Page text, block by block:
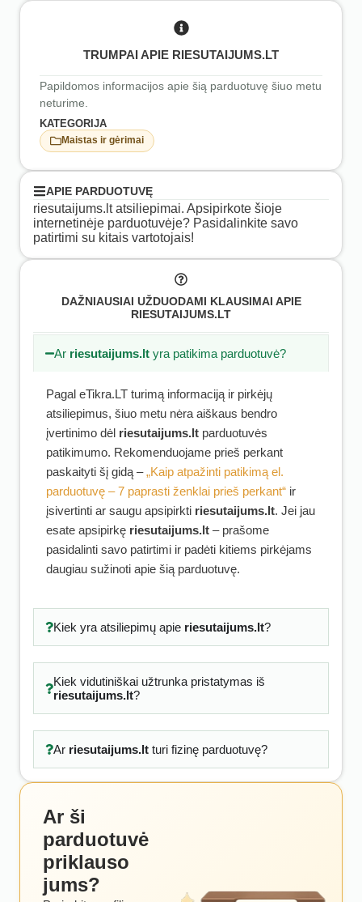
TRUMPAI APIE RIESUTAIJUMS.LT
Papildomos informacijos apie šią parduotuvę šiuo metu
neturime.
KATEGORIJA
Maistas ir gėrimai
APIE PARDUOTUVĘ
riesutaijums.lt atsiliepimai. Apsipirkote šioje
internetinėje parduotuvėje? Pasidalinkite savo
patirtimi su kitais vartotojais!
DAŽNIAUSIAI UŽDUODAMI KLAUSIMAI APIE
RIESUTAIJUMS.LT
Ar riesutaijums.lt yra patikima parduotuvė?
Pagal eTikra.LT turimą informaciją ir pirkėjų
atsiliepimus, šiuo metu nėra aiškaus bendro
įvertinimo dėl riesutaijums.lt parduotuvės
patikimumo. Rekomenduojame prieš perkant
paskaityti šį gidą –„Kaip atpažinti patikimą el.
parduotuvę – 7 paprasti ženklai prieš perkant“ ir
įsivertinti ar saugu apsipirkti riesutaijums.lt. Jei jau
esate apsipirkę riesutaijums.lt – prašome
pasidalinti savo patirtimi ir padėti kitiems pirkėjams
daugiau sužinoti apie šią parduotuvę.
Kiek yra atsiliepimų apie riesutaijums.lt?
Kiek vidutiniškai užtrunka pristatymas iš
riesutaijums.lt?
Ar riesutaijums.ltturi fizinę parduotuvę?
Ar ši
parduotuvė
priklauso
jums?